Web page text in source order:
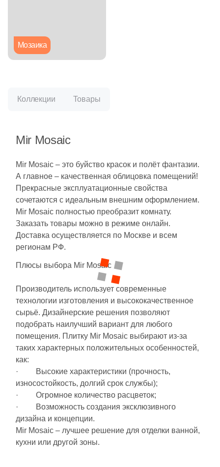
Лаппатированная
Белая
Бежевая
Синяя и голубая
Коричневая
Тема (рисунок на плитке)
Дерево
Мрамор
Камень
Бетон
Мозаика
Коллекции Товары
Mir Mosaic
Mir Mosaic – это буйство красок и полёт фантазии.
А главное – качественная облицовка помещений!
Прекрасные эксплуатационные свойства
сочетаются с идеальным внешним оформлением.
Mir Mosaic полностью преобразит комнату.
Заказать товары можно в режиме онлайн.
Доставка осуществляется по Москве и всем
регионам РФ.
Плюсы выбора Mir Mosaic
Производитель использует современные
технологии изготовления и высококачественное
сырьё. Дизайнерские решения позволяют
подобрать наилучший вариант для любого
помещения. Плитку Mir Mosaic выбирают из-за
таких характерных положительных особенностей,
как:
· Высокие характеристики (прочность,
износостойкость, долгий срок службы);
· Огромное количество расцветок;
· Возможность создания эксклюзивного
дизайна и концепции.
Mir Mosaic – лучшее решение для отделки ванной,
кухни или другой зоны.